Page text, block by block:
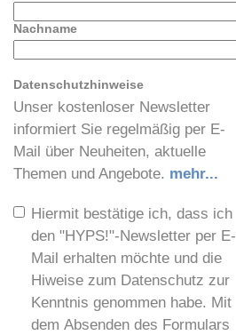
Nachname
Datenschutzhinweise
Unser kostenloser Newsletter
informiert Sie regelmäßig per E-
Mail über Neuheiten, aktuelle
Themen und Angebote. mehr...
Hiermit bestätige ich, dass ich
den "HYPS!"-Newsletter per E-
Mail erhalten möchte und die
Hiweise zum Datenschutz zur
Kenntnis genommen habe. Mit
dem Absenden des Formulars